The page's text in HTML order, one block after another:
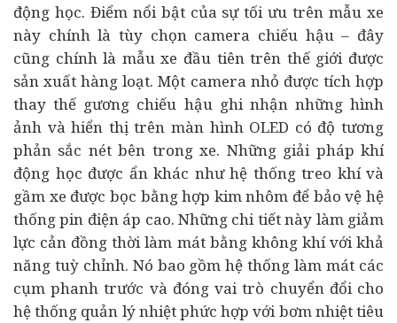
động học. Điểm nổi bật của sự tối ưu trên mẫu xe
này chính là tùy chọn camera chiếu hậu – đây
cũng chính là mẫu xe đầu tiên trên thế giới được
sản xuất hàng loạt. Một camera nhỏ được tích hợp
thay thế gương chiếu hậu ghi nhận những hình
ảnh và hiển thị trên màn hình OLED có độ tương
phản sắc nét bên trong xe. Những giải pháp khí
động học được ẩn khác như hệ thống treo khí và
gầm xe được bọc bằng hợp kim nhôm để bảo vệ hệ
thống pin điện áp cao. Những chi tiết này làm giảm
lực cản đồng thời làm mát bằng không khí với khả
năng tuỳ chỉnh. Nó bao gồm hệ thống làm mát các
cụm phanh trước và đóng vai trò chuyển đổi cho
hệ thống quản lý nhiệt phức hợp với bơm nhiệt tiêu